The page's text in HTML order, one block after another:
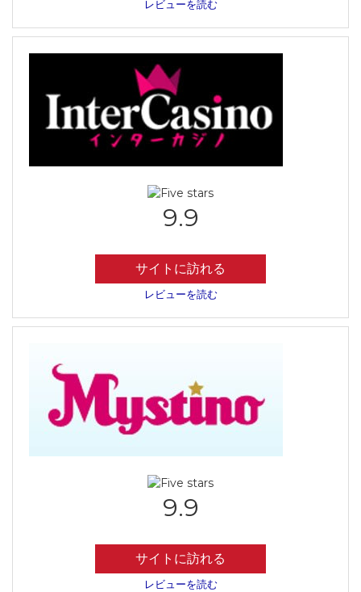
レビューを読む
9.9
サイトに訪れる
レビューを読む
9.9
サイトに訪れる
レビューを読む